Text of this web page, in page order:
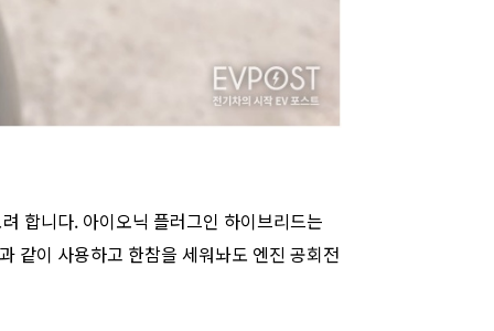
합니다. 아이오닉 플러그인 하이브리드는
같이 사용하고 한참을 세워놔도 엔진 공회전